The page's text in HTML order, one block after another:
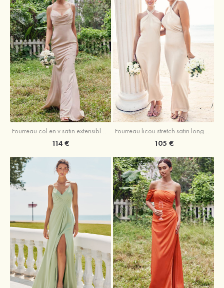
Fourreau col en v satin extensible ras du sol robe de demoiselle d'honneur
114 €
Fourreau licou stretch satin longueur cheville robe de demoiselle d'honneur
105 €